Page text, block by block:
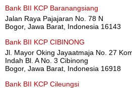
Bank BII KCP Baranangsiang
Jalan Raya Pajajaran No. 78 N
Bogor, Jawa Barat, Indonesia 16143
Bank BII KCP CIBINONG
Jl. Mayor Oking Jayaatmaja No. 27
Indah Bl. A No. 3 Cibinong
Bogor, Jawa Barat, Indonesia 16918
Bank BII KCP Cileungsi